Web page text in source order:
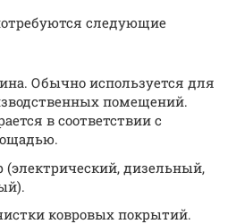
следующие
Обычно используется для
помещений.
в соответствии с
(электрический, дизельный,
ковровых покрытий.